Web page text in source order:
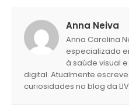
Anna Neiva
Anna Carolina
especializada
à saúde visual
digital. Atualmente
curiosidades no blog da